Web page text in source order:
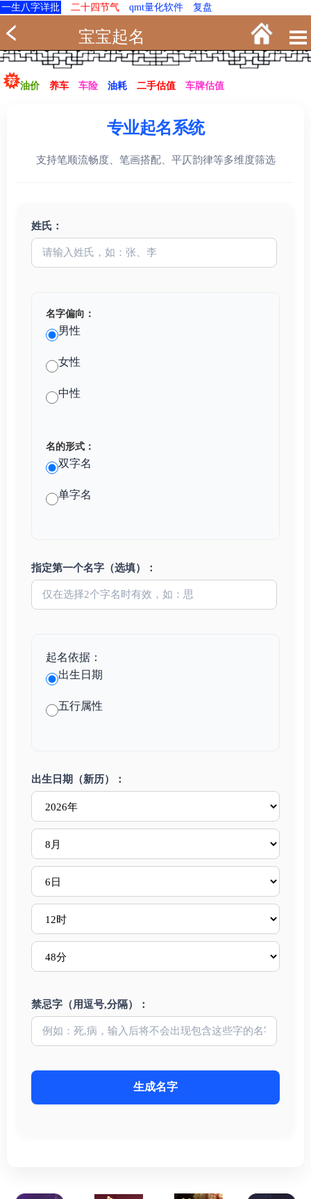
一生八字详批 二十四节气 qmt量化软件 复盘
宝宝起名
油价 养车 车险 油耗 二手估值 车牌估值
专业起名系统
支持笔顺流畅度、笔画搭配、平仄韵律等多维度筛选
姓氏：
名字偏向：
男性
女性
中性
名的形式：
双字名
单字名
指定第一个名字（选填）：
起名依据：
出生日期
五行属性
出生日期（新历）：
禁忌字（用逗号,分隔）：